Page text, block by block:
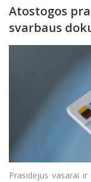
Atostogos
svarbaus
Prasidėjus vasarai